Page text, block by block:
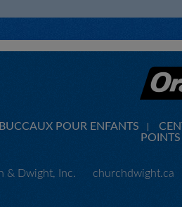
POUR ENFANTS
& Dwight, Inc. churchdwight.ca